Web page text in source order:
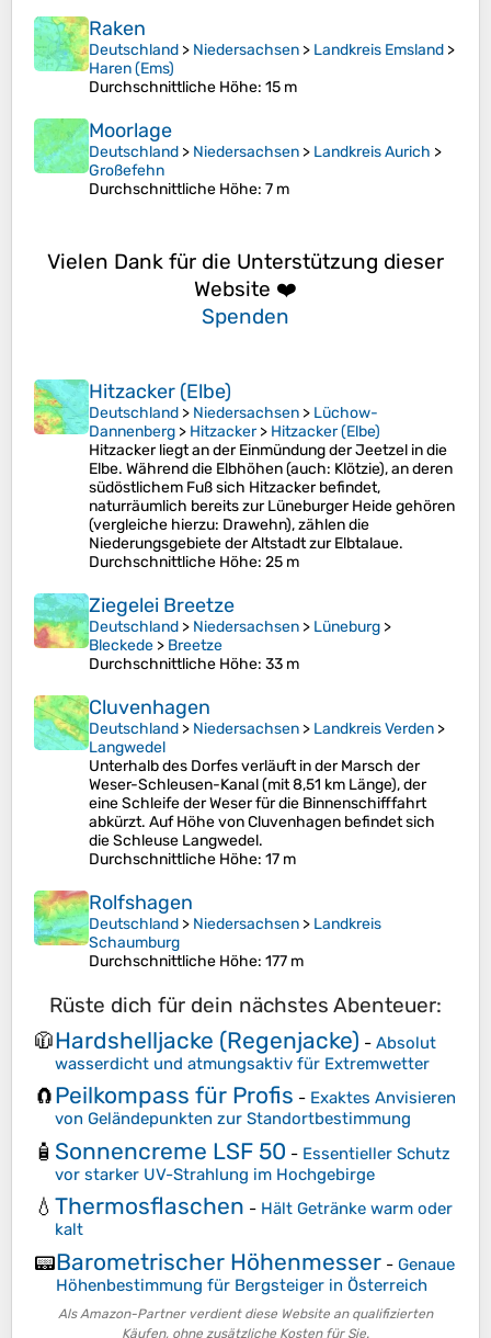
Raken
Deutschland > Niedersachsen > Landkreis Emsland >
Haren (Ems)
Durchschnittliche Höhe: 15 m
Moorlage
Deutschland > Niedersachsen > Landkreis Aurich >
Großefehn
Durchschnittliche Höhe: 7 m
Vielen Dank für die Unterstützung dieser
Website ❤️
Spenden
Hitzacker (Elbe)
Deutschland > Niedersachsen > Lüchow-
Dannenberg > Hitzacker> Hitzacker (Elbe)
Hitzacker liegt an der Einmündung der Jeetzel in die
Elbe. Während die Elbhöhen (auch: Klötzie), an deren
südöstlichem Fuß sich Hitzacker befindet,
naturräumlich bereits zur Lüneburger Heide gehören
(vergleiche hierzu: Drawehn), zählen die
Niederungsgebiete der Altstadt zur Elbtalaue.
Durchschnittliche Höhe: 25 m
Ziegelei Breetze
Deutschland > Niedersachsen > Lüneburg >
Bleckede > Breetze
Durchschnittliche Höhe: 33 m
Cluvenhagen
Deutschland > Niedersachsen > Landkreis Verden >
Langwedel
Unterhalb des Dorfes verläuft in der Marsch der
Weser-Schleusen-Kanal (mit 8,51 km Länge), der
eine Schleife der Weser für die Binnenschifffahrt
abkürzt. Auf Höhe von Cluvenhagen befindet sich
die Schleuse Langwedel.
Durchschnittliche Höhe: 17 m
Rolfshagen
Deutschland > Niedersachsen > Landkreis
Schaumburg
Durchschnittliche Höhe: 177 m
Rüste dich für dein nächstes Abenteuer:
🧥Hardshelljacke (Regenjacke) - Absolut
wasserdicht und atmungsaktiv für Extremwetter
🧲Peilkompass für Profis - Exaktes Anvisieren
von Geländepunkten zur Standortbestimmung
🧴 Sonnencreme LSF 50 - Essentieller Schutz
vor starker UV-Strahlung im Hochgebirge
💧 Thermosflaschen - Hält Getränke warm oder
kalt
📟Barometrischer Höhenmesser - Genaue
Höhenbestimmung für Bergsteiger in Österreich
Als Amazon-Partner verdient diese Website an qualifizierten
Käufen, ohne zusätzliche Kosten für Sie.